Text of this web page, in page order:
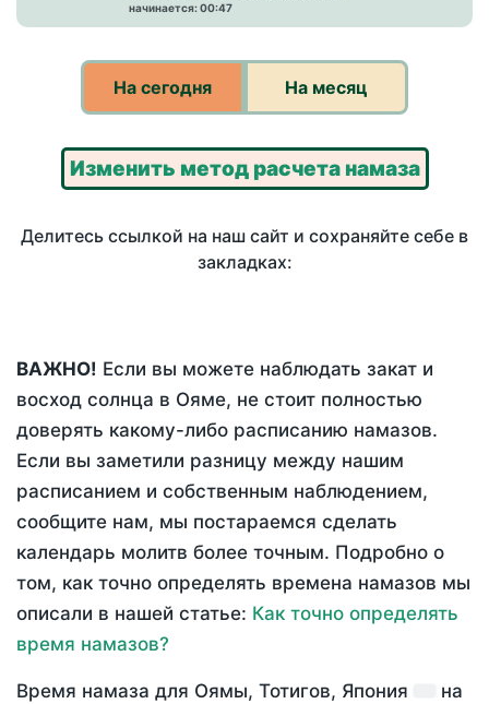
начинается: 00:47
На сегодня На месяц
Изменить метод расчета намаза
Делитесь ссылкой на наш сайт и сохраняйте себе в
закладках:
ВАЖНО! Если вы можете наблюдать закат и
восход солнца в Ояме, не стоит полностью
доверять какому-либо расписанию намазов.
Если вы заметили разницу между нашим
расписанием и собственным наблюдением,
сообщите нам, мы постараемся сделать
календарь молитв более точным. Подробно о
том, как точно определять времена намазов мы
описали в нашей статье: Как точно определять
время намазов?
Время намаза для Оямы, Тотигов, Япония
на